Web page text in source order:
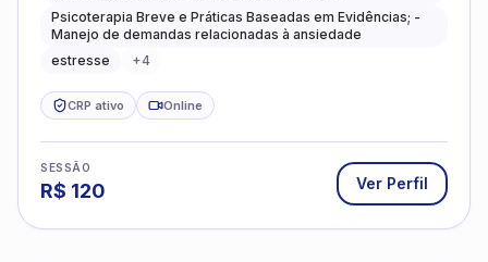
Psicoterapia Breve e Práticas Baseadas em Evidências; -
Manejo de demandas relacionadas à ansiedade
estresse
+4
CRP ativo Online
SESSÃO
R$ 120 Ver Perfil